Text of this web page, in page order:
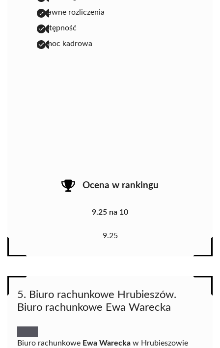
sprawne rozliczenia
dostępność
pomoc kadrowa
Ocena w rankingu
9.25 na 10
9.25
5. Biuro rachunkowe Hrubieszów.
Biuro rachunkowe Ewa Warecka
Biuro rachunkowe Ewa Warecka w Hrubieszowie